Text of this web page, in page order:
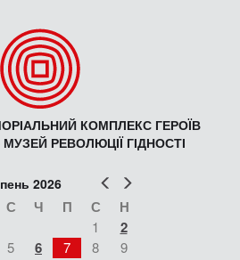
КОМПЛЕКС ГЕРОЇВ
РЕВОЛЮЦІЇ ГІДНОСТІ
Попер
2026
С Ч П С Н
1 2
5 6 7 8
9